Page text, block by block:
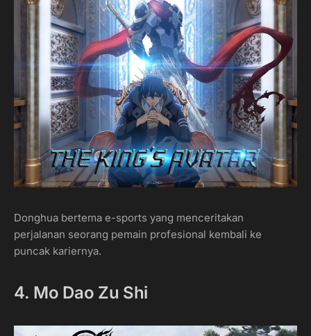
Donghua bertema e-sports yang menceritakan
perjalanan seorang pemain profesional kembali ke
puncak kariernya.
4. Mo Dao Zu Shi